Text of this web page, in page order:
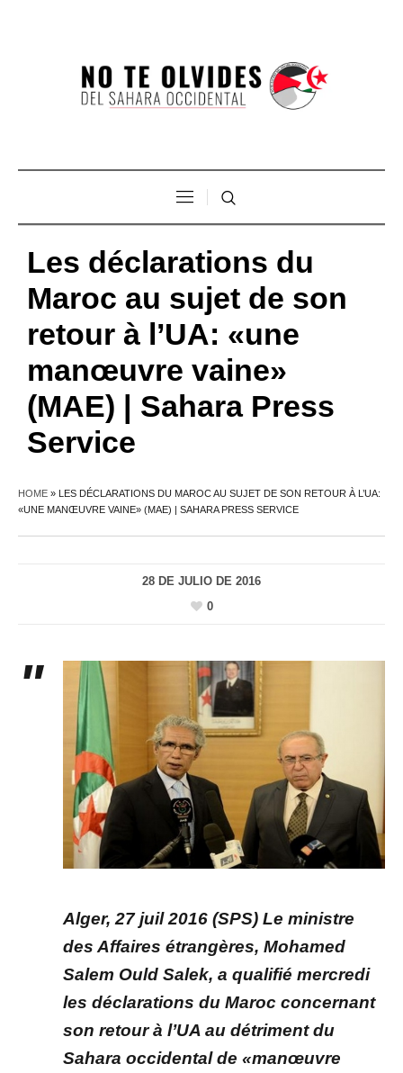
Les déclarations du
Maroc au sujet de son
retour à l’UA: «une
manœuvre vaine»
(MAE) | Sahara Press
Service
HOME » LES DÉCLARATIONS DU MAROC AU SUJET DE SON RETOUR À L’UA:
«UNE MANŒUVRE VAINE» (MAE) | SAHARA PRESS SERVICE
28 DE JULIO DE 2016
0
Alger, 27 juil 2016 (SPS) Le ministre
des Affaires étrangères, Mohamed
Salem Ould Salek, a qualifié mercredi
les déclarations du Maroc concernant
son retour à l’UA au détriment du
Sahara occidental de «manœuvre